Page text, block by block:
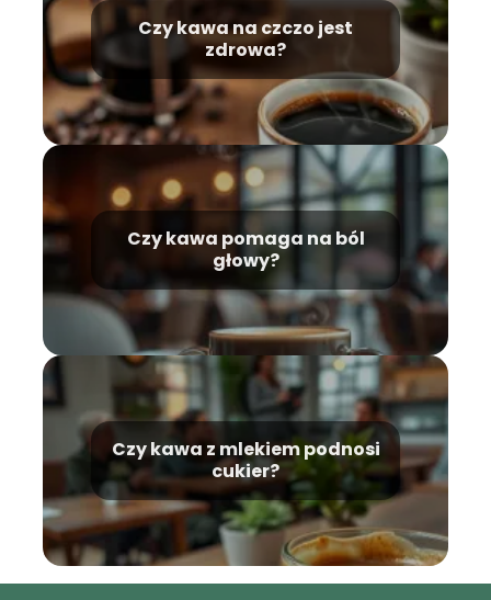
Czy kawa na czczo jest
zdrowa?
Czy kawa pomaga na ból
głowy?
Czy kawa z mlekiem podnosi
cukier?